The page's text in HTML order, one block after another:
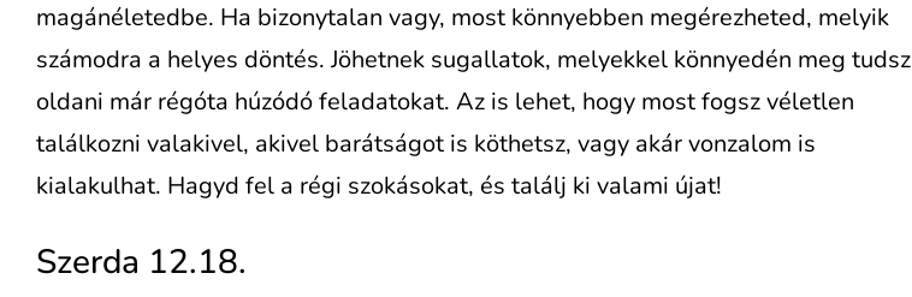
magánéletedbe. Ha bizonytalan vagy, most könnyebben megérezheted, melyik
számodra a helyes döntés. Jöhetnek sugallatok, melyekkel könnyedén meg tudsz
oldani már régóta húzódó feladatokat. Az is lehet, hogy most fogsz véletlen
találkozni valakivel, akivel barátságot is köthetsz, vagy akár vonzalom is
kialakulhat. Hagyd fel a régi szokásokat, és találj ki valami újat!
Szerda 12.18.